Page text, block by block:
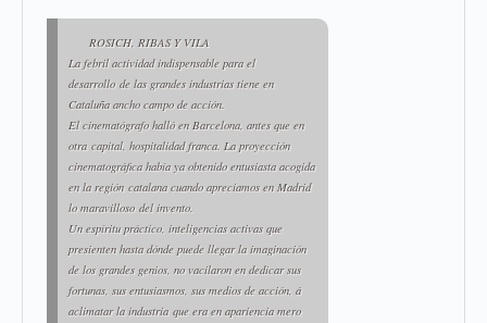
ROSICH, RIBAS Y VILA
La febril actividad indispensable para el
desarrollo de las grandes industrias tiene en
Cataluña ancho cam­po de acción.
El cinematógrafo halló en Barcelona, antes que en
otra capital, hospitalidad franca. La proyección
cinematográ­fica había ya obtenido entusiasta acogida
en la región catalana cuando apreciamos en Madrid
lo maravilloso del invento.
Un espíritu práctico, inteligencias activas que
presien­ten hasta dónde puede llegar la imaginación
de los grandes genios, no vacilaron en dedicar sus
fortunas, sus entusiasmos, sus medios de acción, á
aclimatar la industria que era en apariencia mero